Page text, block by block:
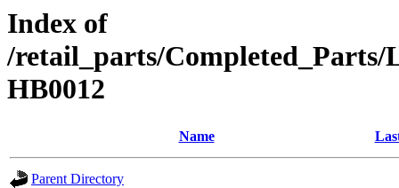
Index of
/retail_parts/
HB0012
Name
Parent Directory